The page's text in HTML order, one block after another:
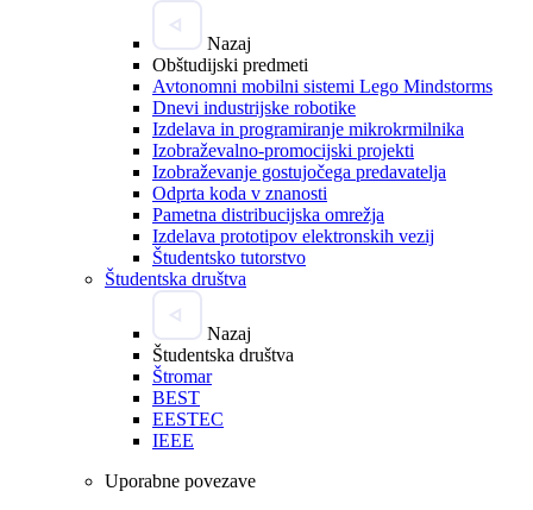
Nazaj
Obštudijski predmeti
Avtonomni mobilni sistemi Lego Mindstorms
Dnevi industrijske robotike
Izdelava in programiranje mikrokrmilnika
Izobraževalno-promocijski projekti
Izobraževanje gostujočega predavatelja
Odprta koda v znanosti
Pametna distribucijska omrežja
Izdelava prototipov elektronskih vezij
Študentsko tutorstvo
Študentska društva
Nazaj
Študentska društva
Štromar
BEST
EESTEC
IEEE
Uporabne povezave